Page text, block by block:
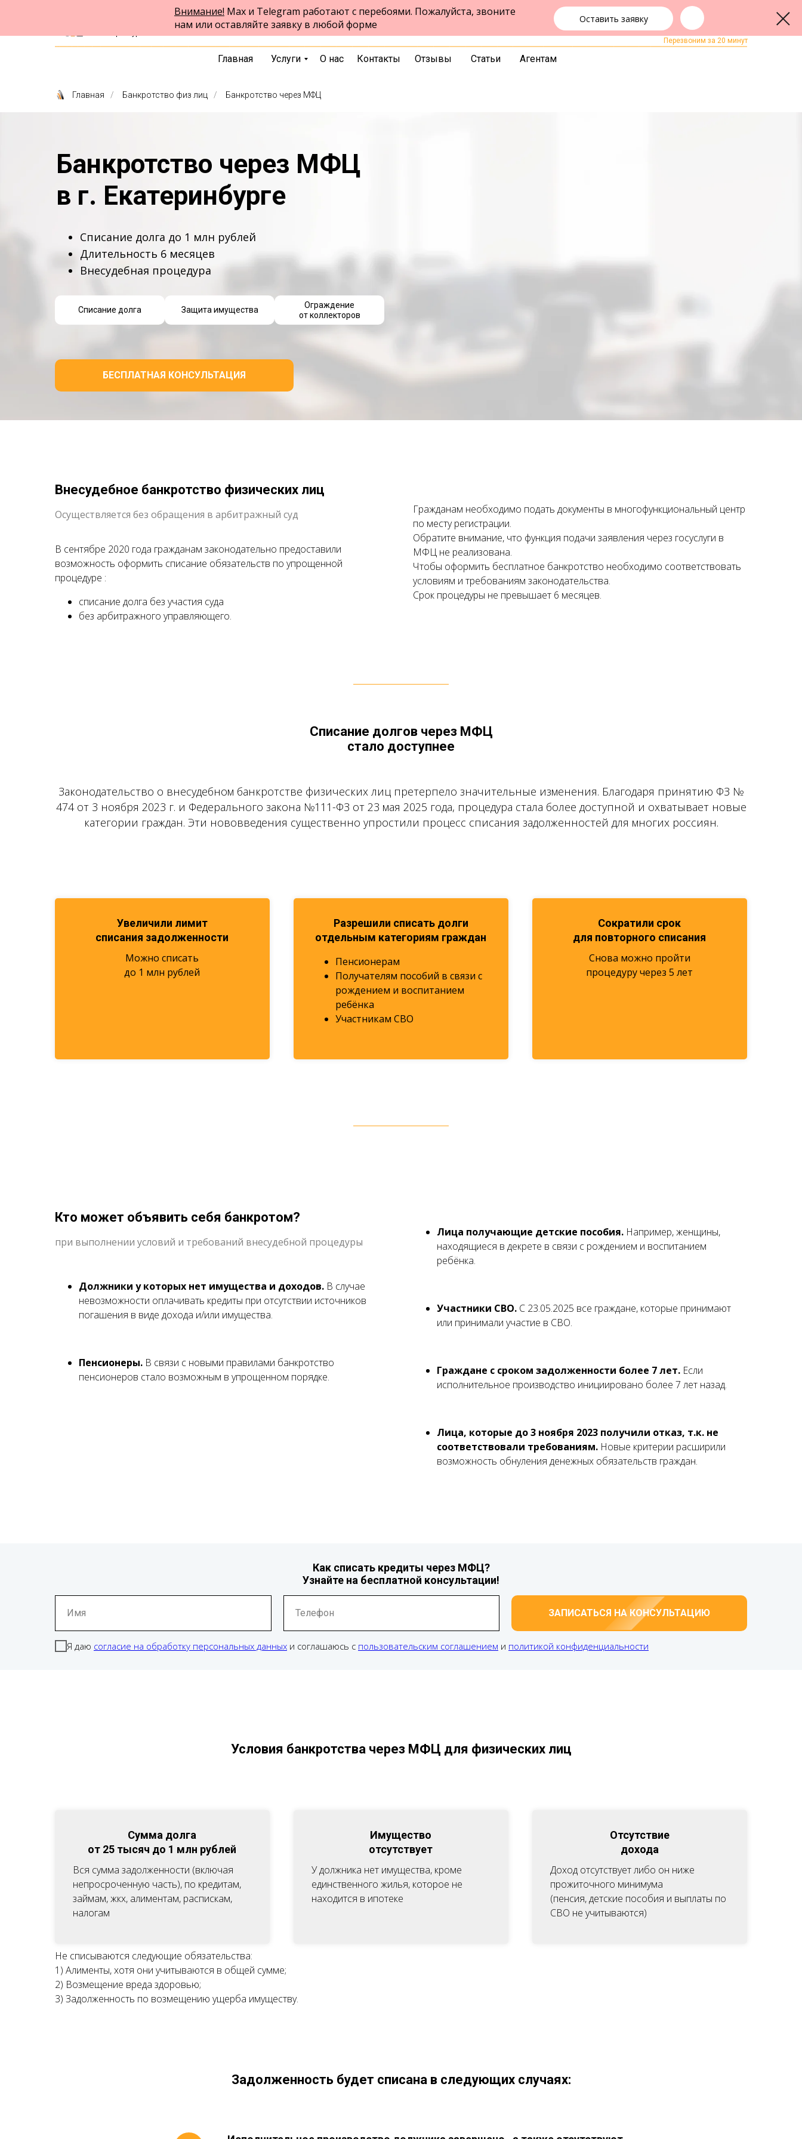
Внимание! Max и Telegram работают с перебоями. Пожалуйста, звоните
нам или оставляйте заявку в любой форме
Оставить заявку ЗАКАЗАТЬ ЗВОНОК
Перезвоним за 20 минут
Главная Услуги О нас Контакты Отзывы Статьи Агентам
ул.Чернышевского, стр. 7, 10 этаж,
офис 1026
ФПК Альтернатива
Екатеринбург
выбрать город
+7 (343) 363-91-89
Главная / Банкротство физ лиц / Банкротство через МФЦ
Списание долга до 1 млн рублей
Внесудебная процедура
БЕСПЛАТНАЯ КОНСУЛЬТАЦИЯ
Банкротство через МФЦ
в г. Екатеринбурге
Длительность 6 месяцев
Списание долга Защита имущества
Ограждение
от коллекторов
Внесудебное банкротство физических лиц
Осуществляется без обращения в арбитражный суд
В сентябре 2020 года гражданам законодательно предоставили
возможность оформить списание обязательств по упрощенной
процедуре :
списание долга без участия суда
без арбитражного управляющего.
Гражданам необходимо подать документы в многофункциональный центр
по месту регистрации.
Обратите внимание, что функция подачи заявления через госуслуги в
МФЦ не реализована.
Чтобы оформить бесплатное банкротство необходимо соответствовать
условиям и требованиям законодательства.
Срок процедуры не превышает 6 месяцев.
Списание долгов через МФЦ
стало доступнее
Законодательство о внесудебном банкротстве физических лиц претерпело значительные изменения. Благодаря принятию ФЗ №
474 от 3 ноября 2023 г. и Федерального закона №111-ФЗ от 23 мая 2025 года, процедура стала более доступной и охватывает новые
категории граждан. Эти нововведения существенно упростили процесс списания задолженностей для многих россиян.
Увеличили лимит
списания задолженности
Можно списать
до 1 млн рублей
Разрешили списать долги
отдельным категориям граждан
Пенсионерам
Получателям пособий в связи с
рождением и воспитанием
ребёнка
Участникам СВО
Сократили срок
для повторного списания
Снова можно пройти
процедуру через 5 лет
Кто может объявить себя банкротом?
при выполнении условий и требований внесудебной процедуры
Должники у которых нет имущества и доходов. В случае
невозможности оплачивать кредиты при отсутствии источников
погашения в виде дохода и/или имущества.
Пенсионеры. В связи с новыми правилами банкротство
пенсионеров стало возможным в упрощенном порядке.
Лица получающие детские пособия. Например, женщины,
находящиеся в декрете в связи с рождением и воспитанием
ребёнка.
Участники СВО. С 23.05.2025 все граждане, которые принимают
или принимали участие в СВО.
Граждане с сроком задолженности более 7 лет. Если
исполнительное производство инициировано более 7 лет назад.
Лица, которые до 3 ноября 2023 получили отказ, т.к. не
соответствовали требованиям. Новые критерии расширили
возможность обнуления денежных обязательств граждан.
Как списать кредиты через МФЦ?
Узнайте на бесплатной консультации!
Имя Телефон
Я даю согласие на обработку персональных данных и соглашаюсь с пользовательским соглашением и политикой конфиденциальности
ЗАПИСАТЬСЯ НА КОНСУЛЬТАЦИЮ
Условия банкротства через МФЦ для физических лиц
Сумма долга
от 25 тысяч до 1 млн рублей
Вся сумма задолженности (включая
непросроченную часть), по кредитам,
займам, жкх, алиментам, распискам,
налогам
Имущество
отсутствует
У должника нет имущества, кроме
единственного жилья, которое не
находится в ипотеке
Отсутствие
дохода
Доход отсутствует либо он ниже
прожиточного минимума
(пенсия, детские пособия и выплаты по
СВО не учитываются)
Не списываются следующие обязательства:
1) Алименты, хотя они учитываются в общей сумме;
2) Возмещение вреда здоровью;
3) Задолженность по возмещению ущерба имуществу.
Задолженность будет списана в следующих случаях: